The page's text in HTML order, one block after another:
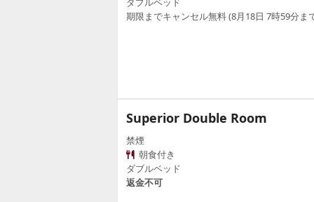
期限までキャンセル無料 (8月18日 7時59分ま
Superior Double Room
禁煙
朝食付き
ダブルベッド
返金不可